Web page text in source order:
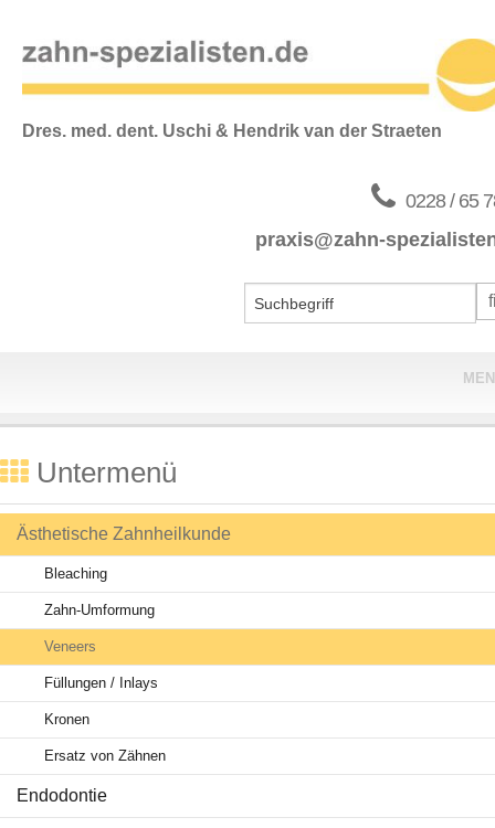
Dres. med. dent. Uschi & Hendrik van der Straeten
0228 / 65
praxis@zahn-
Praxis & Team
Behandlungen
Ratgeber Zähne
Aktuelles
Untermenü
Ästhetische Zahnheilkunde
Bleaching
Zahn-Umformung
Veneers
Füllungen / Inlays
Kronen
Ersatz von Zähnen
Endodontie